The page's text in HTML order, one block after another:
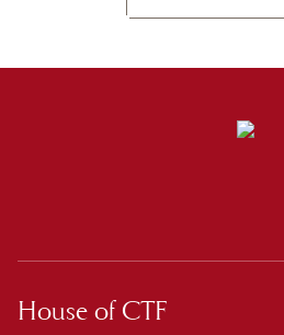
House of CTF